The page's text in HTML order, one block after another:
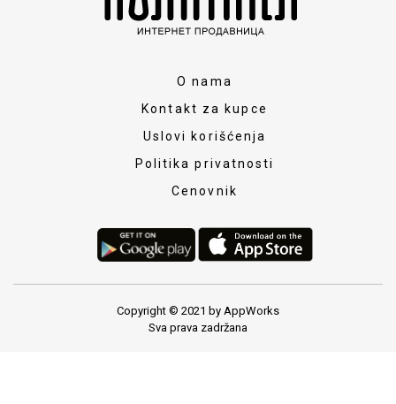
O nama
Kontakt za kupce
Uslovi korišćenja
Politika privatnosti
Cenovnik
Copyright © 2021 by AppWorks
Sva prava zadržana